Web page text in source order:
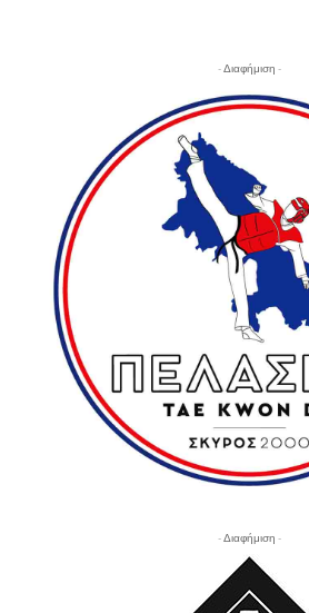
- Διαφήμιση -
- Διαφήμιση -